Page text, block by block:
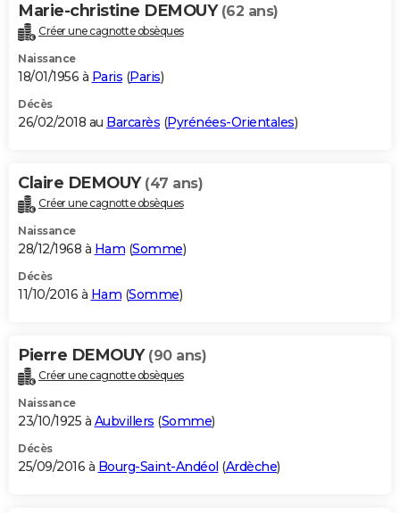
Marie-christine DEMOUY (62 ans)
Créer une cagnotte obsèques
Naissance
18/01/1956 à Paris (Paris)
Décès
26/02/2018 au Barcarès (Pyrénées-Orientales)
Claire DEMOUY (47 ans)
Créer une cagnotte obsèques
Naissance
28/12/1968 à Ham (Somme)
Décès
11/10/2016 à Ham (Somme)
Pierre DEMOUY (90 ans)
Créer une cagnotte obsèques
Naissance
23/10/1925 à Aubvillers (Somme)
Décès
25/09/2016 à Bourg-Saint-Andéol (Ardèche)